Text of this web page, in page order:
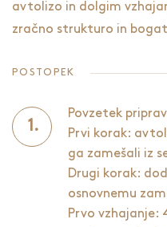
avtolizo in dolgim
zračno strukturo in
POSTOPEK
Povzetek
Prvi korak:
ga zamešali iz
Drugi korak:
osnovnemu
Prvo vzhajanje: